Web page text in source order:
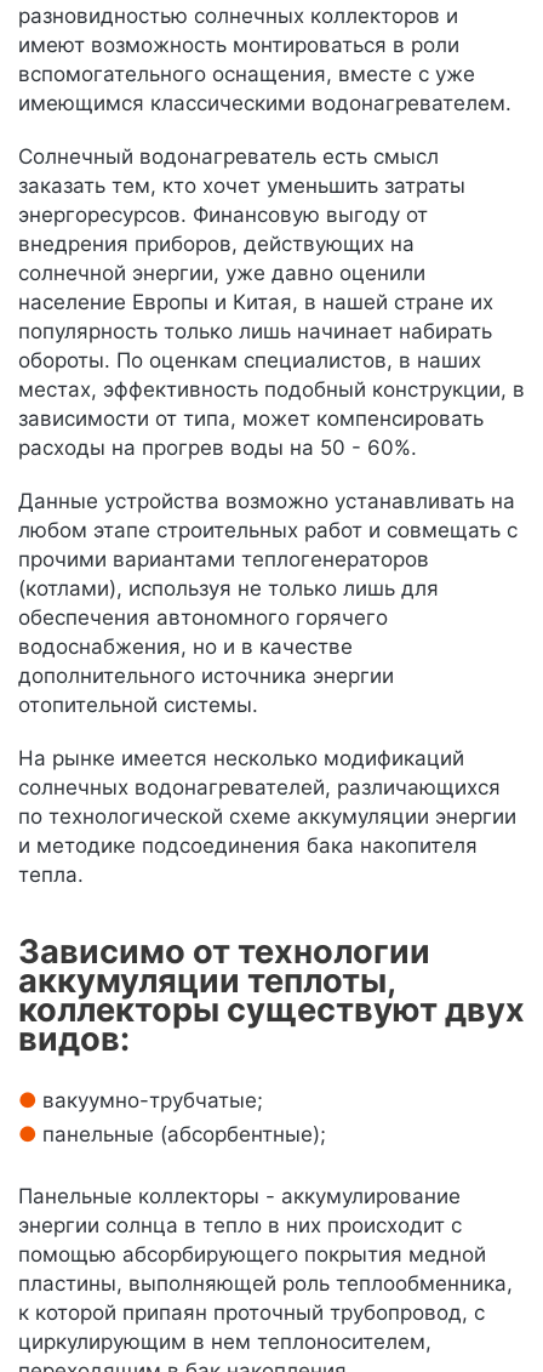
разновидностью солнечных коллекторов и
имеют возможность монтироваться в роли
вспомогательного оснащения, вместе с уже
имеющимся классическими водонагревателем.
Солнечный водонагреватель есть смысл
заказать тем, кто хочет уменьшить затраты
энергоресурсов. Финансовую выгоду от
внедрения приборов, действующих на
солнечной энергии, уже давно оценили
население Европы и Китая, в нашей стране их
популярность только лишь начинает набирать
обороты. По оценкам специалистов, в наших
местах, эффективность подобный конструкции, в
зависимости от типа, может компенсировать
расходы на прогрев воды на 50 - 60%.
Данные устройства возможно устанавливать на
любом этапе строительных работ и совмещать с
прочими вариантами теплогенераторов
(котлами), используя не только лишь для
обеспечения автономного горячего
водоснабжения, но и в качестве
дополнительного источника энергии
отопительной системы.
На рынке имеется несколько модификаций
солнечных водонагревателей, различающихся
по технологической схеме аккумуляции энергии
и методике подсоединения бака накопителя
тепла.
Зависимо от технологии
аккумуляции теплоты,
коллекторы существуют двух
видов:
вакуумно-трубчатые;
панельные (абсорбентные);
Панельные коллекторы - аккумулирование
энергии солнца в тепло в них происходит с
помощью абсорбирующего покрытия медной
пластины, выполняющей роль теплообменника,
к которой припаян проточный трубопровод, с
циркулирующим в нем теплоносителем,